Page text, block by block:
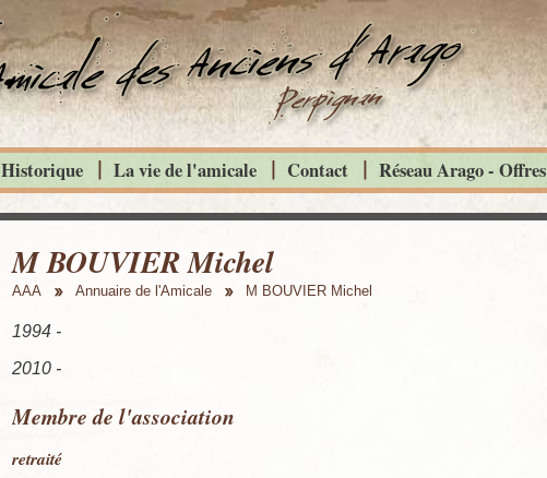
M BOUVIER Michel
AAA Annuaire de l'Amicale M BOUVIER Michel
1994 -
2010 -
Membre de l'association
retraité
Historique La vie de l'amicale Contact Réseau Arago - Offres